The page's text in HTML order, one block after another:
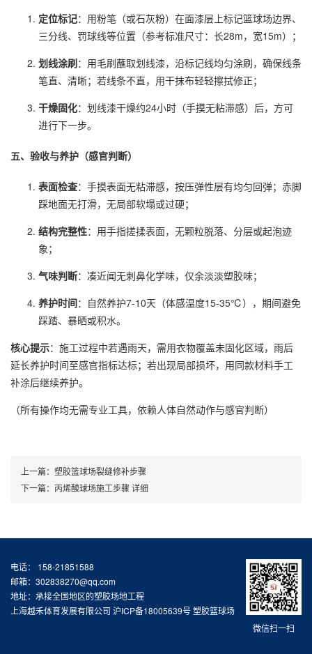
定位标记：用粉笔（或石灰粉）在面漆层上标记篮球场边界、
三分线、罚球线等位置（参考标准尺寸：长28m，宽15m）；
划线涂刷：用毛刷蘸取划线漆，沿标记线均匀涂刷，确保线条
笔直、清晰；若线条不直，用干抹布轻轻擦拭修正；
干燥固化：划线漆干燥约24小时（手摸无粘滞感）后，方可
进行下一步。
五、验收与养护（感官判断）
表面检查：手摸表面无粘滞感，按压弹性层有均匀回弹；赤脚
踩地面无打滑，无局部软塌或过硬；
结构完整性：用手指搓揉表面，无颗粒脱落、分层或起泡迹
象；
气味判断：凑近闻无刺鼻化学味，仅余淡淡塑胶味；
养护时间：自然养护7-10天（体感温度15-35℃），期间避免
踩踏、暴晒或积水。
核心提示：施工过程中若遇雨天，需用衣物覆盖未固化区域，雨后
延长养护时间至感官指标达标；若出现局部损坏，用同款材料手工
补涂后继续养护。
（所有操作均无需专业工具，依赖人体自然动作与感官判断）
上一篇： 塑胶篮球场裂缝修补步骤
下一篇： 丙烯酸球场施工步骤 详细
微信扫一扫
电话： 158-21851588
邮箱：302838270@qq.com
地址：承接全国地区的塑胶场地工程
上海越禾体育发展有限公司 沪ICP备18005639号塑胶篮球场